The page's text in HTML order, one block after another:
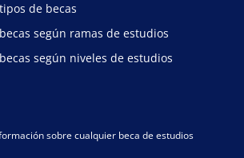
de becas
según ramas de estudios
según niveles de estudios
sobre cualquier beca de estudios